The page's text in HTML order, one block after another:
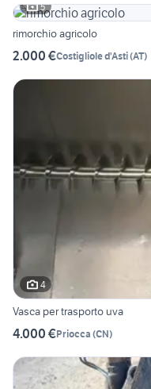
5
rimorchio agricolo
2.000 €Costigliole d'Asti(AT)
4
Vasca per trasporto uva
4.000 €Priocca (CN)